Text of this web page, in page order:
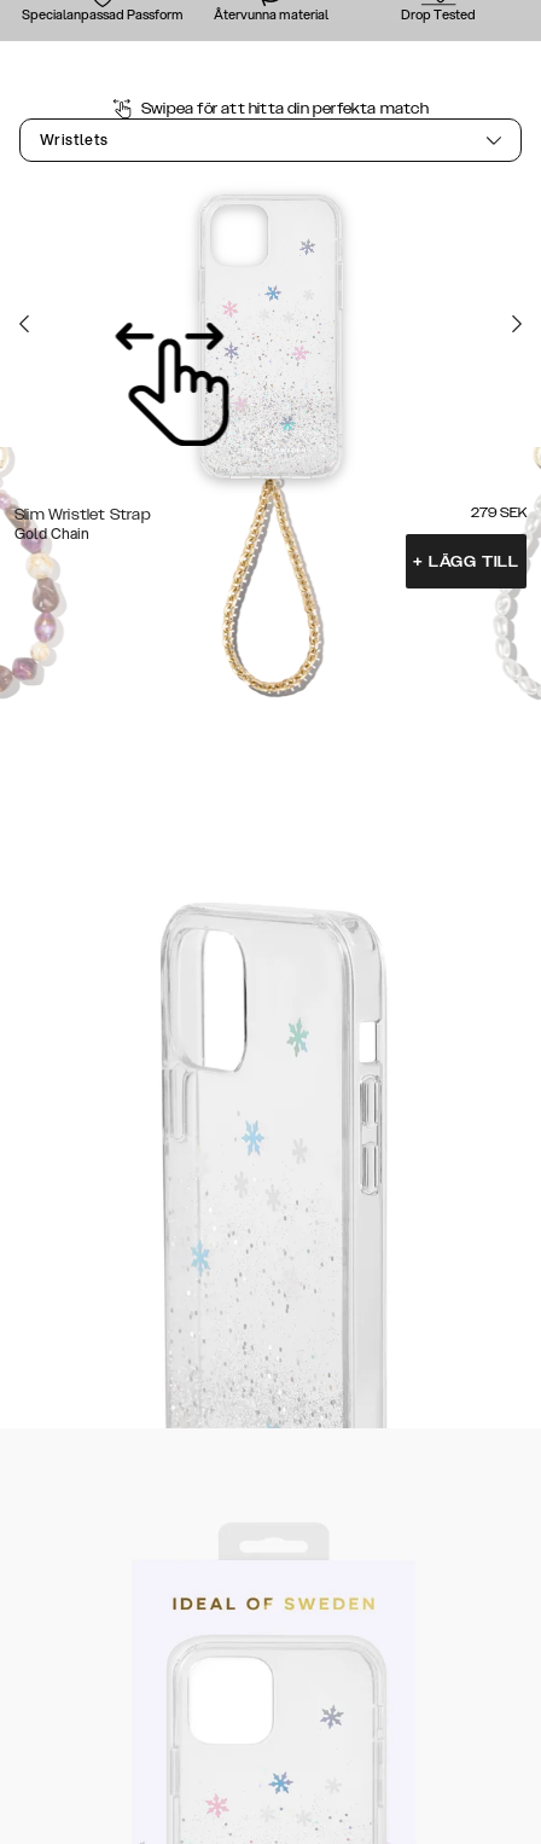
Specialanpassad Passform Återvunna material Drop Tested
Swipea för att hitta din perfekta match
Wristlets
Slim Wristlet Strap
Gold Chain
279 SEK
+ LÄGG TILL